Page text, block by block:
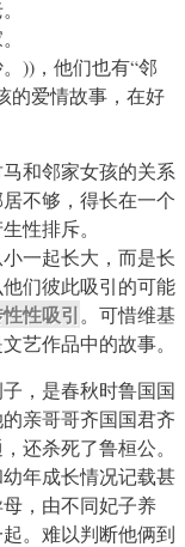
))，他们也有“邻
的爱情故事，在好
和邻家女孩的关系
不够，得长在一个
性排斥。
一起长大，而是长
们彼此吸引的可能
性吸引。可惜维基
艺作品中的故事。
，是春秋时鲁国国
亲哥哥齐国国君齐
还杀死了鲁桓公。
年成长情况记载甚
，由不同妃子养
。难以判断他俩到